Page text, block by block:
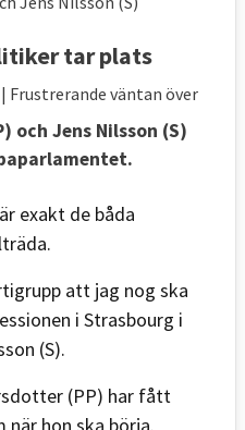
tar plats
| Frustrerande väntan över
och Jens Nilsson (S)
exakt de båda
att jag nog ska
i Strasbourg i
(S).
(PP) har fått
hon ska börja.